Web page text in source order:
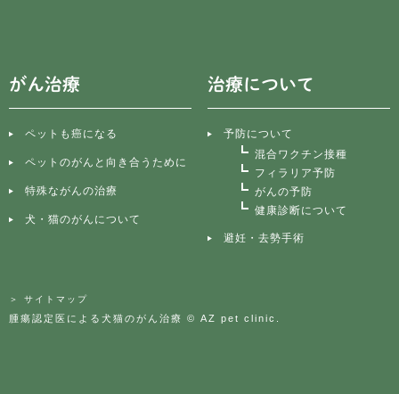
がん治療
ペットも癌になる
ペットのがんと向き合うために
特殊ながんの治療
犬・猫のがんについて
治療について
予防について
混合ワクチン接種
フィラリア予防
がんの予防
健康診断について
避妊・去勢手術
＞ サイトマップ
腫瘍認定医による犬猫のがん治療 © AZ pet clinic.